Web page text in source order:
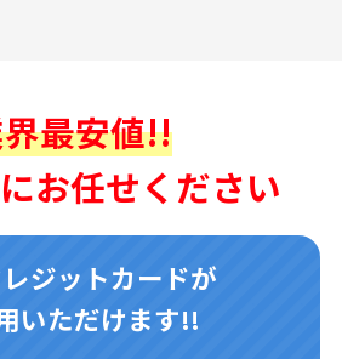
最安値!!
にお任せください
ジットカードが
いただけます!!